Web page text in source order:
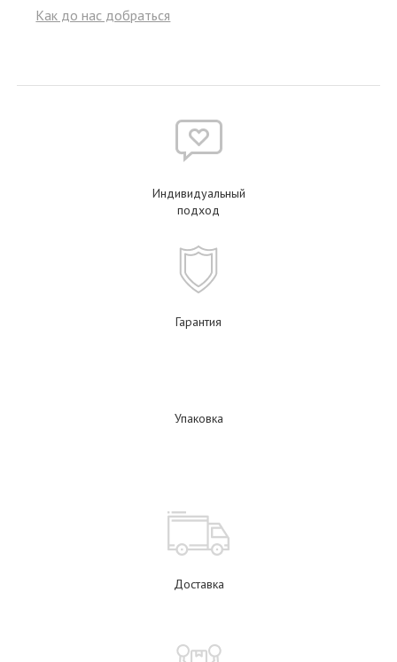
Как до нас добраться
Индивидуальный
подход
Гарантия
Упаковка
Доставка